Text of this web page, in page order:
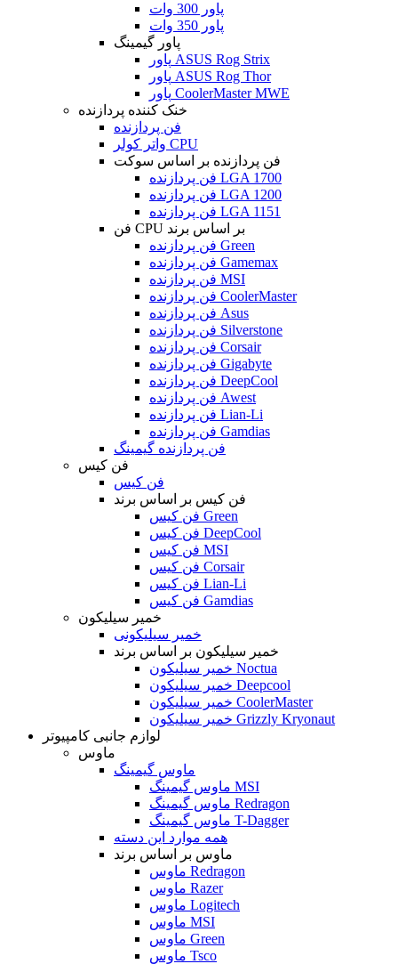
پاور 300 وات
پاور 350 وات
پاور گیمینگ
پاور ASUS Rog Strix
پاور ASUS Rog Thor
پاور CoolerMaster MWE
خنک کننده پردازنده
فن پردازنده
واتر کولر CPU
فن پردازنده بر اساس سوکت
فن پردازنده LGA 1700
فن پردازنده LGA 1200
فن پردازنده LGA 1151
فن CPU بر اساس برند
فن پردازنده Green
فن پردازنده Gamemax
فن پردازنده MSI
فن پردازنده CoolerMaster
فن پردازنده Asus
فن پردازنده Silverstone
فن پردازنده Corsair
فن پردازنده Gigabyte
فن پردازنده DeepCool
فن پردازنده Awest
فن پردازنده Lian-Li
فن پردازنده Gamdias
فن پردازنده گیمینگ
فن کیس
فن کیس
فن کیس بر اساس برند
فن کیس Green
فن کیس DeepCool
فن کیس MSI
فن کیس Corsair
فن کیس Lian-Li
فن کیس Gamdias
خمیر سیلیکون
خمیر سیلیکونی
خمیر سیلیکون بر اساس برند
خمیر سیلیکون Noctua
خمیر سیلیکون Deepcool
خمیر سیلیکون CoolerMaster
خمیر سیلیکون Grizzly Kryonaut
لوازم جانبی کامپیوتر
ماوس
ماوس گیمینگ
ماوس گیمینگ MSI
ماوس گیمینگ Redragon
ماوس گیمینگ T-Dagger
همه موارد این دسته
ماوس بر اساس برند
ماوس Redragon
ماوس Razer
ماوس Logitech
ماوس MSI
ماوس Green
ماوس Tsco